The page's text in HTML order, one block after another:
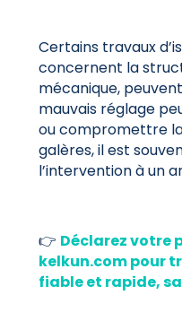
Certains travaux
concernent la
mécanique,
mauvais réglage
ou compromettre
galères, il est
l’intervention à un
👉 Déclarez votre
kelkun.com pour
fiable et rapide,